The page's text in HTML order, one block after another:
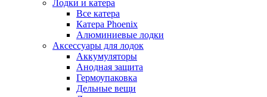
Лодки и катера
Все катера
Катера Phoenix
Алюминиевые лодки
Аксессуары для лодок
Аккумуляторы
Анодная защита
Гермоупаковка
Дельные вещи